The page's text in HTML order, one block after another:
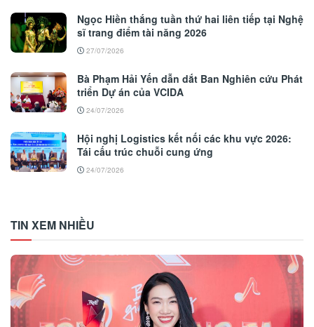
Ngọc Hiền thắng tuần thứ hai liên tiếp tại Nghệ
sĩ trang điểm tài năng 2026
27/07/2026
Bà Phạm Hải Yến dẫn dắt Ban Nghiên cứu Phát
triển Dự án của VCIDA
24/07/2026
Hội nghị Logistics kết nối các khu vực 2026:
Tái cấu trúc chuỗi cung ứng
24/07/2026
TIN XEM NHIỀU